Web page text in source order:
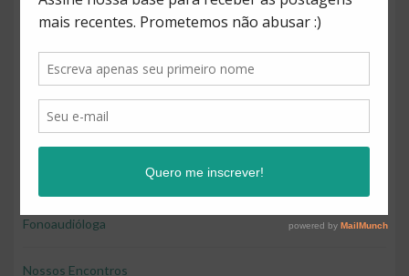
Educação
Educação e diversão
Educação financeira para crianças
Fonoaudióloga
Nossos Encontros